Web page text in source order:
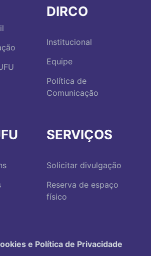
DIRCO
Institucional
Equipe
Política de
Comunicação
SERVIÇOS
Solicitar divulgação
Reserva de espaço
físico
e Política de Privacidade